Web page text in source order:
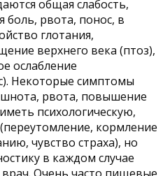
общая слабость,
боль, рвота, понос, в
глотания,
верхнего века (птоз),
ослабление
Некоторые симптомы
рвота, повышение
психологическую,
кормление
чувство страха), но
в каждом случае